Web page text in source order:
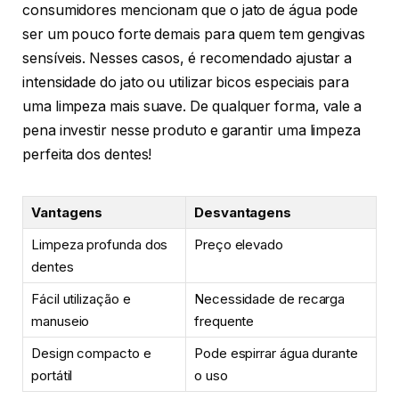
consumidores mencionam que o jato de água pode
ser um pouco forte demais para quem tem gengivas
sensíveis. Nesses casos, é recomendado ajustar a
intensidade do jato ou utilizar bicos especiais para
uma limpeza mais suave. De qualquer forma, vale a
pena investir nesse produto e garantir uma limpeza
perfeita dos dentes!
Vantagens
Desvantagens
Limpeza profunda dos
dentes
Preço elevado
Fácil utilização e
manuseio
Necessidade de recarga
frequente
Design compacto e
portátil
Pode espirrar água durante
o uso